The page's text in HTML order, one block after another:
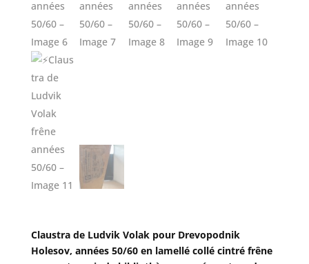
Claustra de Ludvik Volak pour Drevopodnik
Holesov, années 50/60 en lamellé collé cintré frêne